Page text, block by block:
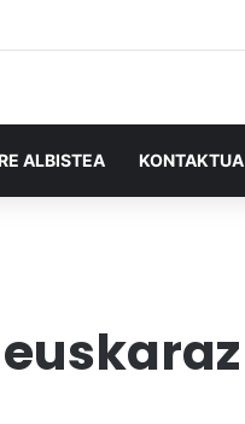
ALBISTEA KONTAKTUA